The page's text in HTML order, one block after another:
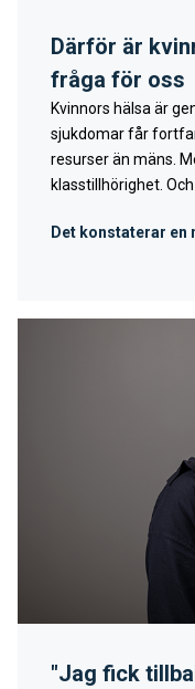
Därför är
fråga för oss
Kvinnors hälsa är
sjukdomar får
resurser än mäns.
klasstillhörighet.
Det konstaterar en
"Jag fick